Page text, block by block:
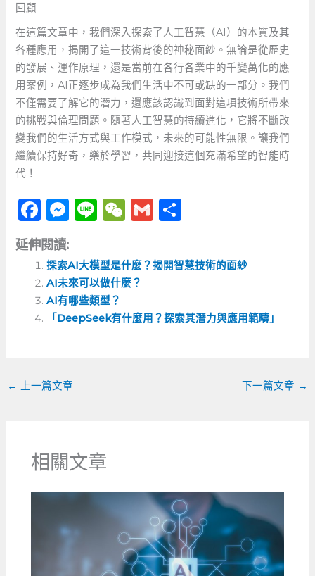
回顧
在這篇文章中，我們深入探索了人工智慧（AI）的本質及其
各種應用，揭開了這一技術背後的神秘面紗。無論是從歷史
的發展、運作原理，還是當前在各行各業中的千變萬化的應
用案例，AI正逐步成為我們生活中不可或缺的一部分。我們
不僅需要了解它的潛力，還應該認識到面對這項技術所帶來
的挑戰與倫理問題。隨著人工智慧的持續進化，它將不斷改
變我們的生活方式與工作模式，未來的可能性無限。讓我們
繼續保持好奇，樂於學習，共同迎接這個充滿希望的智能時
代！
F
a
c
e
b
o
M
ss
e
n
g
Li
e
W
C
h
t
G
ai
l
延伸閱讀:
探索AI大模型是什麼？揭開智慧技術的面紗
AI未來可以做什麼？
AI有哪些類型？
「DeepSeek有什麼用？探索其潛力與應用範疇」
← 上一篇文章 下一篇文章 →
相關文章